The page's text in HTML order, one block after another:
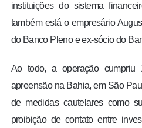
instituições do sistema
também está o empresário
do Banco Pleno e ex-sócio do
Ao todo, a operação
apreensão na Bahia, em São
de medidas cautelares como
proibição de contato entre